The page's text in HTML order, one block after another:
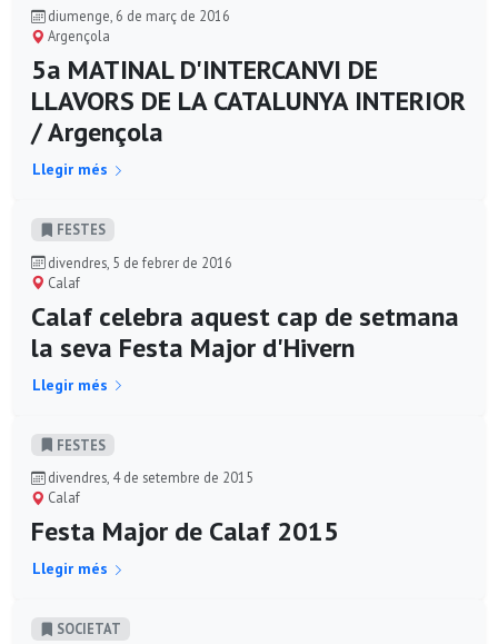
diumenge, 6 de març de 2016
Argençola
5a MATINAL D'INTERCANVI DE
LLAVORS DE LA CATALUNYA INTERIOR
/ Argençola
Llegir més
FESTES
divendres, 5 de febrer de 2016
Calaf
Calaf celebra aquest cap de setmana
la seva Festa Major d'Hivern
Llegir més
FESTES
divendres, 4 de setembre de 2015
Calaf
Festa Major de Calaf 2015
Llegir més
SOCIETAT